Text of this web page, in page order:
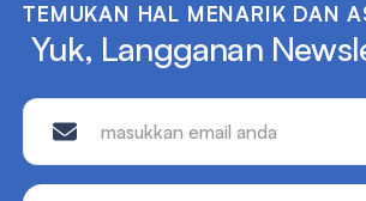
TEMUKAN HAL MENARIK DAN
Yuk, Langganan